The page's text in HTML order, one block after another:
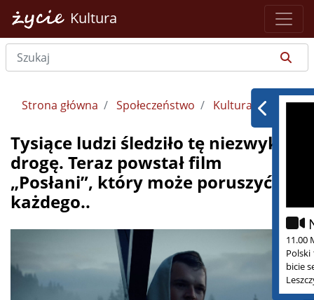
Kultura
11.00
Polski
bicie
Strona główna Społeczeństwo Kultura
Tysiące ludzi śledziło tę niezwykłą
drogę. Teraz powstał film
„Posłani”, który może poruszyć
każdego..